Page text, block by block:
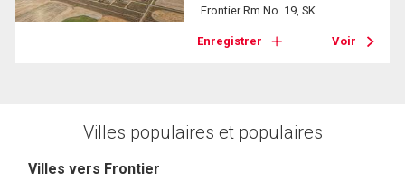
Frontier Rm No. 19, SK
Enregistrer Voir
Villes populaires et populaires
Villes vers Frontier